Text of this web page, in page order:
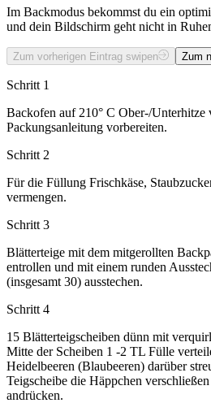
Im Backmodus bekommst du ein
und dein Bildschirm geht nicht in
Zum vorherigen Eintrag swipen Zum
Schritt 1
Backofen auf 210° C Ober-/Unterhitze
Packungsanleitung vorbereiten.
Schritt 2
Für die Füllung Frischkäse,
vermengen.
Schritt 3
Blätterteige mit dem mitgerollten
entrollen und mit einem runden
(insgesamt 30) ausstechen.
Schritt 4
15 Blätterteigscheiben dünn mit
Mitte der Scheiben 1 -2 TL Fülle
Heidelbeeren (Blaubeeren) darüber
Teigscheibe die Häppchen
andrücken.